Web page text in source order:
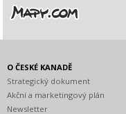
O ČESKÉ KANADĚ
Strategický dokument
Akční a marketingový plán
Newsletter